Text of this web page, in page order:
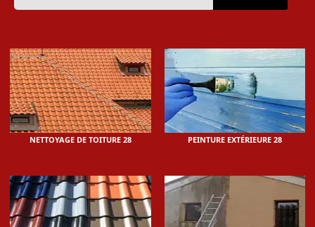
NETTOYAGE DE TOITURE 28 PEINTURE EXTÉRIEURE 28